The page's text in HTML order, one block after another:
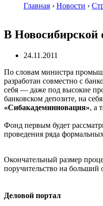
Главная › Новости ›
В Новосибирской
24.11.2011
По словам министра
разработан совместно с
себя — даже под высокие
банковском депозите, на
«Сибакадеминновация», а
Фонд первым будет
проведения ряда
Окончательный размер
поручительство на больший
Деловой портал